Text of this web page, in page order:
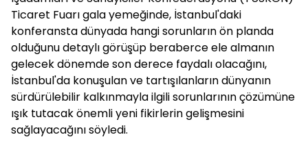
Ticaret Fuarı gala yemeğinde, İstanbul'daki
konferansta dünyada hangi sorunların ön planda
olduğunu detaylı görüşüp beraberce ele almanın
gelecek dönemde son derece faydalı olacağını,
İstanbul'da konuşulan ve tartışılanların dünyanın
sürdürülebilir kalkınmayla ilgili sorunlarının çözümüne
ışık tutacak önemli yeni fikirlerin gelişmesini
sağlayacağını söyledi.